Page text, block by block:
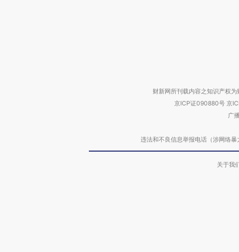
财新网所刊载内容之知识产权
京ICP证090880号 京
广
违法和不良信息举报电话（涉网络
关于我